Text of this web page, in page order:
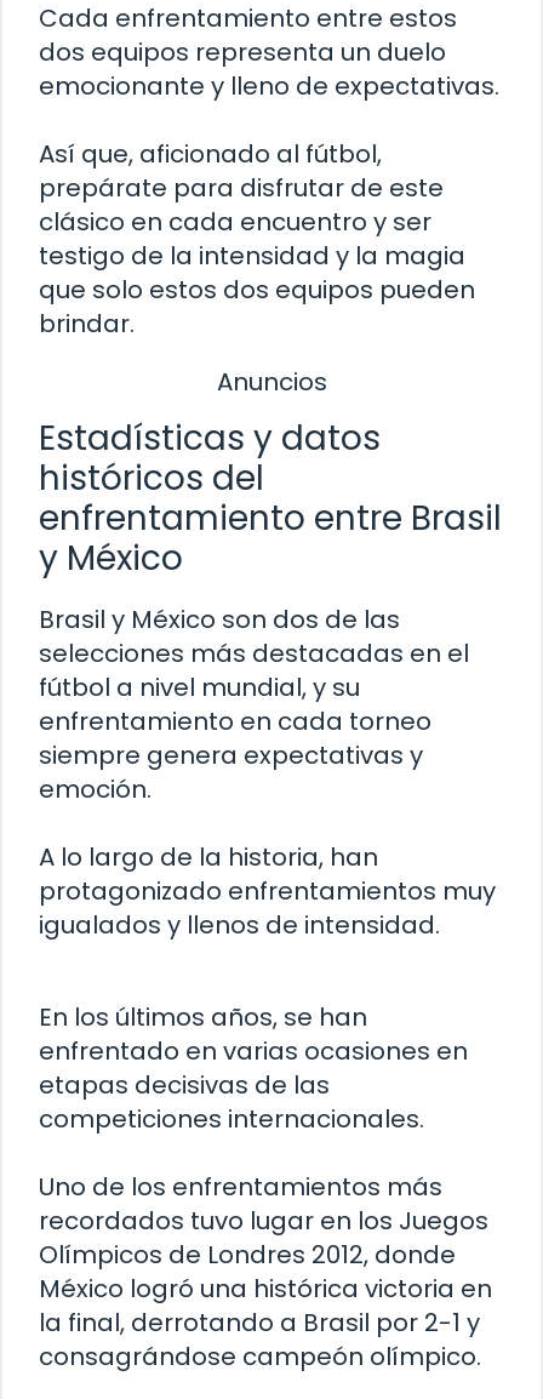
Cada enfrentamiento entre estos
dos equipos representa un duelo
emocionante y lleno de expectativas.
Así que, aficionado al fútbol,
prepárate para disfrutar de este
clásico en cada encuentro y ser
testigo de la intensidad y la magia
que solo estos dos equipos pueden
brindar.
Anuncios
Estadísticas y datos
históricos del
enfrentamiento entre Brasil
y México
Brasil y México son dos de las
selecciones más destacadas en el
fútbol a nivel mundial, y su
enfrentamiento en cada torneo
siempre genera expectativas y
emoción.
A lo largo de la historia, han
protagonizado enfrentamientos muy
igualados y llenos de intensidad.
En los últimos años, se han
enfrentado en varias ocasiones en
etapas decisivas de las
competiciones internacionales.
Uno de los enfrentamientos más
recordados tuvo lugar en los Juegos
Olímpicos de Londres 2012, donde
México logró una histórica victoria en
la final, derrotando a Brasil por 2-1 y
consagrándose campeón olímpico.